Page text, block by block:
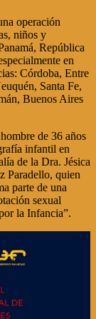
operación
niños y
República
en
Córdoba, Entre
Santa Fe,
Buenos Aires
de 36 años
infantil en
de la Dra. Jésica
Paradello, quien
parte de una
sexual
la Infancia”.